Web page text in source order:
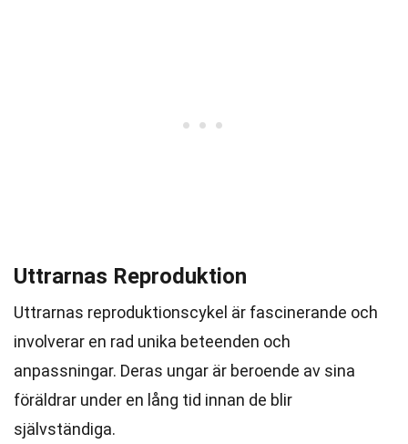
Uttrarnas Reproduktion
Uttrarnas reproduktionscykel är fascinerande och
involverar en rad unika beteenden och
anpassningar. Deras ungar är beroende av sina
föräldrar under en lång tid innan de blir
självständiga.